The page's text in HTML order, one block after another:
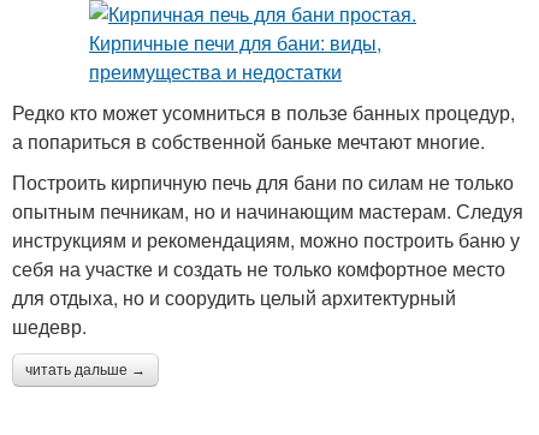
Редко кто может усомниться в пользе банных процедур,
а попариться в собственной баньке мечтают многие.
Построить кирпичную печь для бани по силам не только
опытным печникам, но и начинающим мастерам. Следуя
инструкциям и рекомендациям, можно построить баню у
себя на участке и создать не только комфортное место
для отдыха, но и соорудить целый архитектурный
шедевр.
читать дальше →